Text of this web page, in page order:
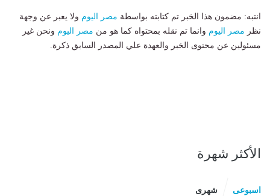
انتبه: مضمون هذا الخبر تم كتابته بواسطة مصر اليوم ولا يعبر عن وجهة
نظر مصر اليوم وانما تم نقله بمحتواه كما هو من مصر اليوم ونحن غير
مسئولين عن محتوى الخبر والعهدة علي المصدر السابق ذكرة.
الأكثر شهرة
اسبوعى شهرى